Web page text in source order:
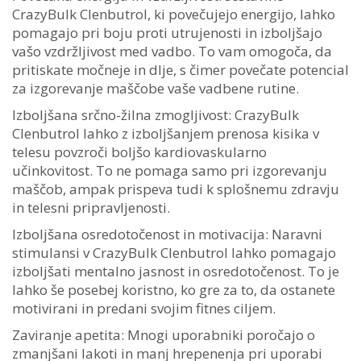
CrazyBulk Clenbutrol, ki povečujejo energijo, lahko
pomagajo pri boju proti utrujenosti in izboljšajo
vašo vzdržljivost med vadbo. To vam omogoča, da
pritiskate močneje in dlje, s čimer povečate potencial
za izgorevanje maščobe vaše vadbene rutine.
Izboljšana srčno-žilna zmogljivost: CrazyBulk
Clenbutrol lahko z izboljšanjem prenosa kisika v
telesu povzroči boljšo kardiovaskularno
učinkovitost. To ne pomaga samo pri izgorevanju
maščob, ampak prispeva tudi k splošnemu zdravju
in telesni pripravljenosti.
Izboljšana osredotočenost in motivacija: Naravni
stimulansi v CrazyBulk Clenbutrol lahko pomagajo
izboljšati mentalno jasnost in osredotočenost. To je
lahko še posebej koristno, ko gre za to, da ostanete
motivirani in predani svojim fitnes ciljem.
Zaviranje apetita: Mnogi uporabniki poročajo o
zmanjšani lakoti in manj hrepenenja pri uporabi